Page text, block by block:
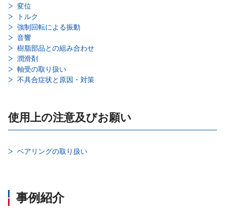
変位
トルク
強制回転による振動
音響
樹脂部品との組み合わせ
潤滑剤
軸受の取り扱い
不具合症状と原因・対策
使用上の注意及びお願い
ベアリングの取り扱い
事例紹介